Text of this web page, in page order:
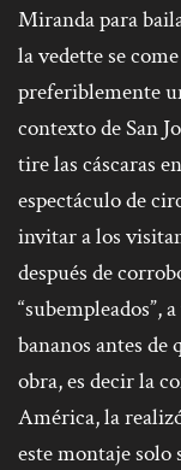
Miranda para
la vedette se
preferiblemente
contexto de San
tire las cáscaras
espectáculo de
invitar a los
después de
“subempleados”,
bananos antes de
obra, es decir la
América, la
este montaje solo